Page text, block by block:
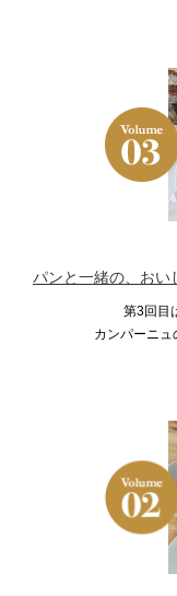
パンと一緒の、おい
第3回目
カンパーニ